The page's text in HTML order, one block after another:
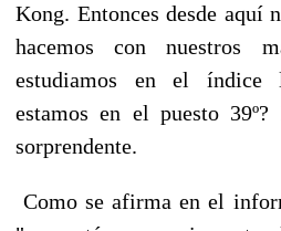
Kong. Entonces desde aquí
hacemos con nuestros
estudiamos en el índice
estamos en el puesto
sorprendente.
Como se afirma en el